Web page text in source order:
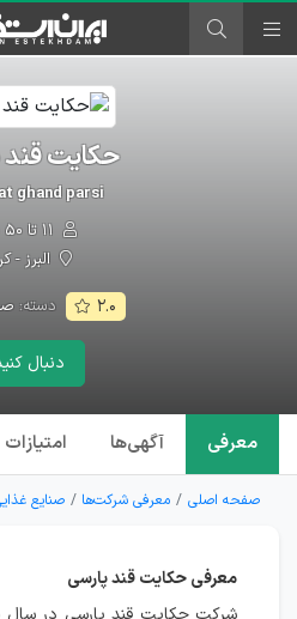
حکایت قند
ghand parsi
البرز -
۲.۰ دسته:
دنبال
معرفی آگهی‌ها امتیازات
صفحه اصلی معرفی شرکت‌ها صنایع
معرفی حکایت قند پارسی